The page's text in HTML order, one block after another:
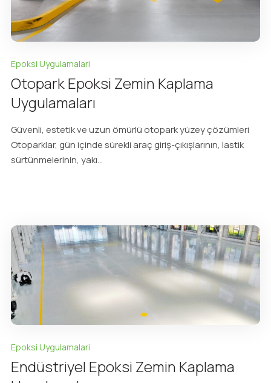
Epoksi Uygulamalari
Otopark Epoksi Zemin Kaplama
Uygulamaları
Güvenli, estetik ve uzun ömürlü otopark yüzey çözümleri
Otoparklar, gün içinde sürekli araç giriş-çıkışlarının, lastik
sürtünmelerinin, yakı...
Epoksi Uygulamalari
Endüstriyel Epoksi Zemin Kaplama